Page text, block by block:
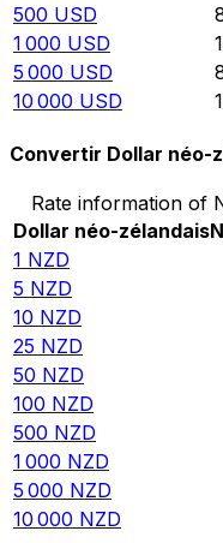
500 USD
1 000 USD
5 000 USD
10 000 USD
Convertir Dollar néo-
Rate information of
Dollar néo-zélandais
1 NZD
5 NZD
10 NZD
25 NZD
50 NZD
100 NZD
500 NZD
1 000 NZD
5 000 NZD
10 000 NZD